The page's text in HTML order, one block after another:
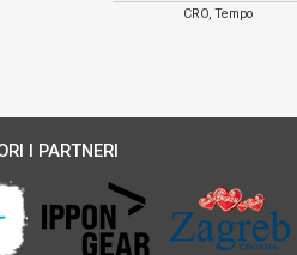
CRO, Tempo
I PARTNERI